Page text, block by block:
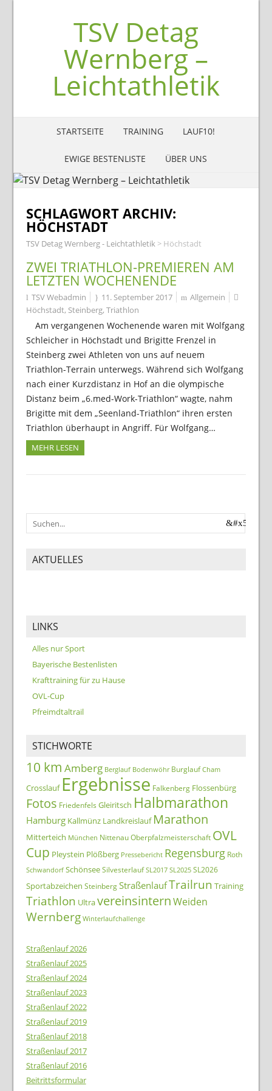
TSV Detag
Wernberg –
Leichtathletik
STARTSEITE TRAINING LAUF10!
EWIGE BESTENLISTE ÜBER UNS
SCHLAGWORT ARCHIV:
HÖCHSTADT
TSV Detag Wernberg - Leichtathletik> Höchstadt
ZWEI TRIATHLON-PREMIEREN AM
LETZTEN WOCHENENDE
TSV Webadmin 11. September 2017
Allgemein
Höchstadt, Steinberg, Triathlon
Am vergangenen Wochenende waren mit Wolfgang
Schleicher in Höchstadt und Brigitte Frenzel in
Steinberg zwei Athleten von uns auf neuem
Triathlon-Terrain unterwegs. Während sich Wolfgang
nach einer Kurzdistanz in Hof an die olympische
Distanz beim „6.med-Work-Triathlon“ wagte, nahm
Brigitte mit dem „Seenland-Triathlon“ ihren ersten
Triathlon überhaupt in Angriff. Für Wolfgang…
MEHR LESEN
AKTUELLES
LINKS
Alles nur Sport
Bayerische Bestenlisten
Krafttraining für zu Hause
OVL-Cup
Pfreimdtaltrail
STICHWORTE
10 km Amberg Berglauf Bodenwöhr Burglauf Cham
Crosslauf Ergebnisse Falkenberg Flossenbürg
Fotos Friedenfels Gleiritsch Halbmarathon
Hamburg Kallmünz Landkreislauf Marathon
Mitterteich München Nittenau Oberpfalzmeisterschaft OVL
Cup Pleystein Plößberg Pressebericht Regensburg Roth
Schwandorf Schönsee Silvesterlauf SL2017 SL2025 SL2026
Sportabzeichen Steinberg StraßenlaufTrailrun Training
Triathlon UltravereinsinternWeiden
Wernberg Winterlaufchallenge
Straßenlauf 2026
Straßenlauf 2025
Straßenlauf 2024
Straßenlauf 2023
Straßenlauf 2022
Straßenlauf 2019
Straßenlauf 2018
Straßenlauf 2017
Straßenlauf 2016
Beitrittsformular